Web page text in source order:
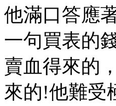
他滿口答應
一句買表的
賣血得來的
來的!他難